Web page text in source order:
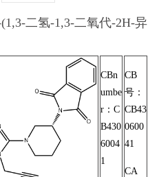
二氢-1,3-二氧代-2H-异
CBn
umbe
r：C
B430
6004
1
CB
号：
CB43
0600
41
CA